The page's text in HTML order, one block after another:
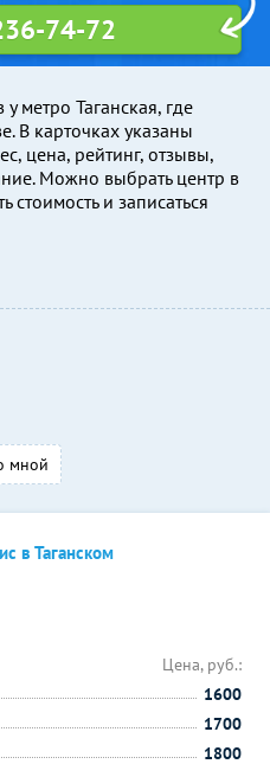
метро Таганская, где
В карточках указаны
цена, рейтинг, отзывы,
Можно выбрать центр в
стоимость и записаться
74-72
мной
в Таганском
Цена, руб.:
1600
1700
1800